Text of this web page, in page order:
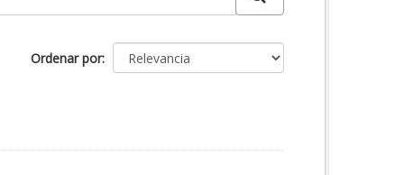
Ordenar por